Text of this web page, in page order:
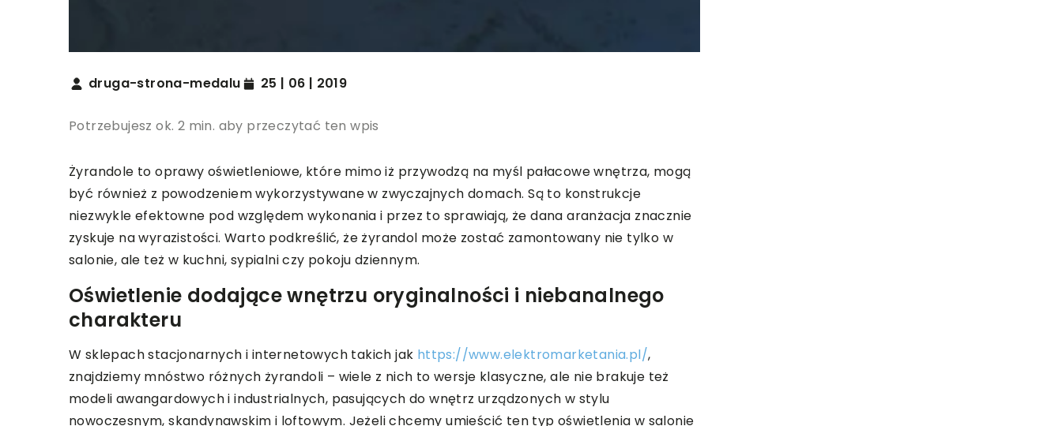
druga-strona-medalu 25 | 06 | 2019
Potrzebujesz ok. 2 min. aby przeczytać ten wpis
Żyrandole to oprawy oświetleniowe, które mimo iż przywodzą na myśl pałacowe wnętrza, mogą
być również z powodzeniem wykorzystywane w zwyczajnych domach. Są to konstrukcje
niezwykle efektowne pod względem wykonania i przez to sprawiają, że dana aranżacja znacznie
zyskuje na wyrazistości. Warto podkreślić, że żyrandol może zostać zamontowany nie tylko w
salonie, ale też w kuchni, sypialni czy pokoju dziennym.
Oświetlenie dodające wnętrzu oryginalności i niebanalnego
charakteru
W sklepach stacjonarnych i internetowych takich jak https://www.elektromarketania.pl/,
znajdziemy mnóstwo różnych żyrandoli – wiele z nich to wersje klasyczne, ale nie brakuje też
modeli awangardowych i industrialnych, pasujących do wnętrz urządzonych w stylu
nowoczesnym, skandynawskim i loftowym. Jeżeli chcemy umieścić ten typ oświetlenia w salonie